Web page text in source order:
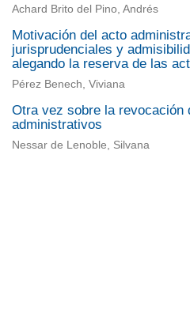
Achard Brito del Pino, Andrés
Motivación del acto
jurisprudenciales y
alegando la reserva de las
Pérez Benech, Viviana
Otra vez sobre la revocación
administrativos
Nessar de Lenoble, Silvana